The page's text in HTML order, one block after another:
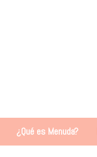
¿Qué es Menuda?